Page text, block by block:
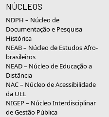
NÚCLEOS
NDPH – Núcleo de
Documentação e Pesquisa
Histórica
NEAB – Núcleo de Estudos Afro-
brasileiros
NEAD – Núcleo de Educação a
Distância
NAC – Núcleo de Acessibilidade
da UEL
NIGEP – Núcleo Interdisciplinar
de Gestão Pública